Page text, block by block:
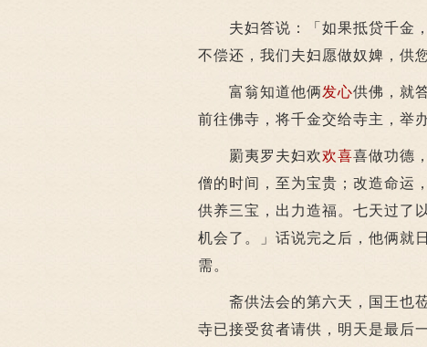
夫妇答说：「如果抵贷千金，
不偿还，我们夫妇愿做奴婢，供
富翁知道他俩发心供佛，就
前往佛寺，将千金交给寺主，举
罽夷罗夫妇欢欢喜喜做功德
僧的时间，至为宝贵；改造命运
供养三宝，出力造福。七天过了
机会了。」话说完之后，他俩就
需。
斋供法会的第六天，国王也莅
寺已接受贫者请供，明天是最后